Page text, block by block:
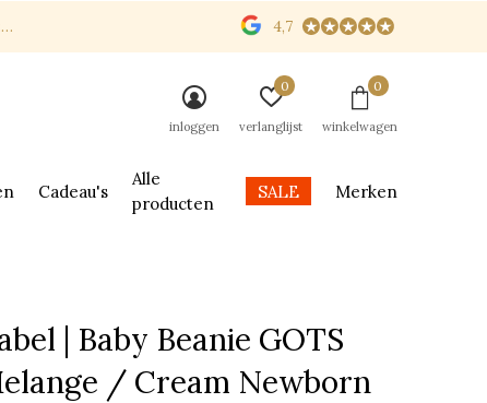
Cadeau's
Alle
producten
SALE Merken
inloggen verlanglijst
0
winkelwagen
0
4,7
| Baby Beanie GOTS
/ Cream Newborn